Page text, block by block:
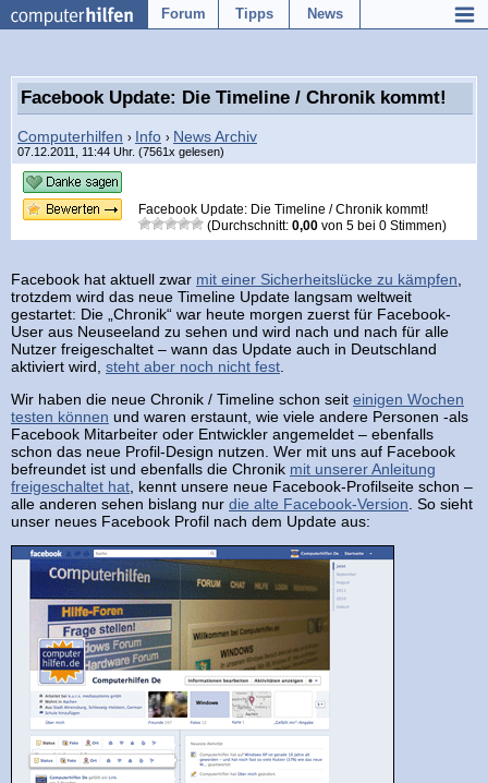
Forum Tipps News
Facebook Update: Die Timeline / Chronik kommt!
Computerhilfen › Info › News Archiv
07.12.2011, 11:44 Uhr. (7561x gelesen)
Facebook Update: Die Timeline / Chronik kommt!
(Durchschnitt: 0,00 von 5 bei 0 Stimmen)
Facebook hat aktuell zwar mit einer Sicherheitslücke zu kämpfen
trotzdem wird das neue Timeline Update langsam weltweit
gestartet: Die „Chronik“ war heute morgen zuerst für Facebook-
User aus Neuseeland zu sehen und wird nach und nach für alle
Nutzer freigeschaltet – wann das Update auch in Deutschland
aktiviert wird, steht aber noch nicht fest
Wir haben die neue Chronik / Timeline schon seit einigen Wochen
testen können und waren erstaunt, wie viele andere Personen -als
Facebook Mitarbeiter oder Entwickler angemeldet – ebenfalls
schon das neue Profil-Design nutzen. Wer mit uns auf Facebook
befreundet ist und ebenfalls die Chronik mit unserer Anleitung
freigeschaltet hat , kennt unsere neue Facebook-Profilseite schon –
alle anderen sehen bislang nur die alte Facebook-Version . So sieht
unser neues Facebook Profil nach dem Update aus: